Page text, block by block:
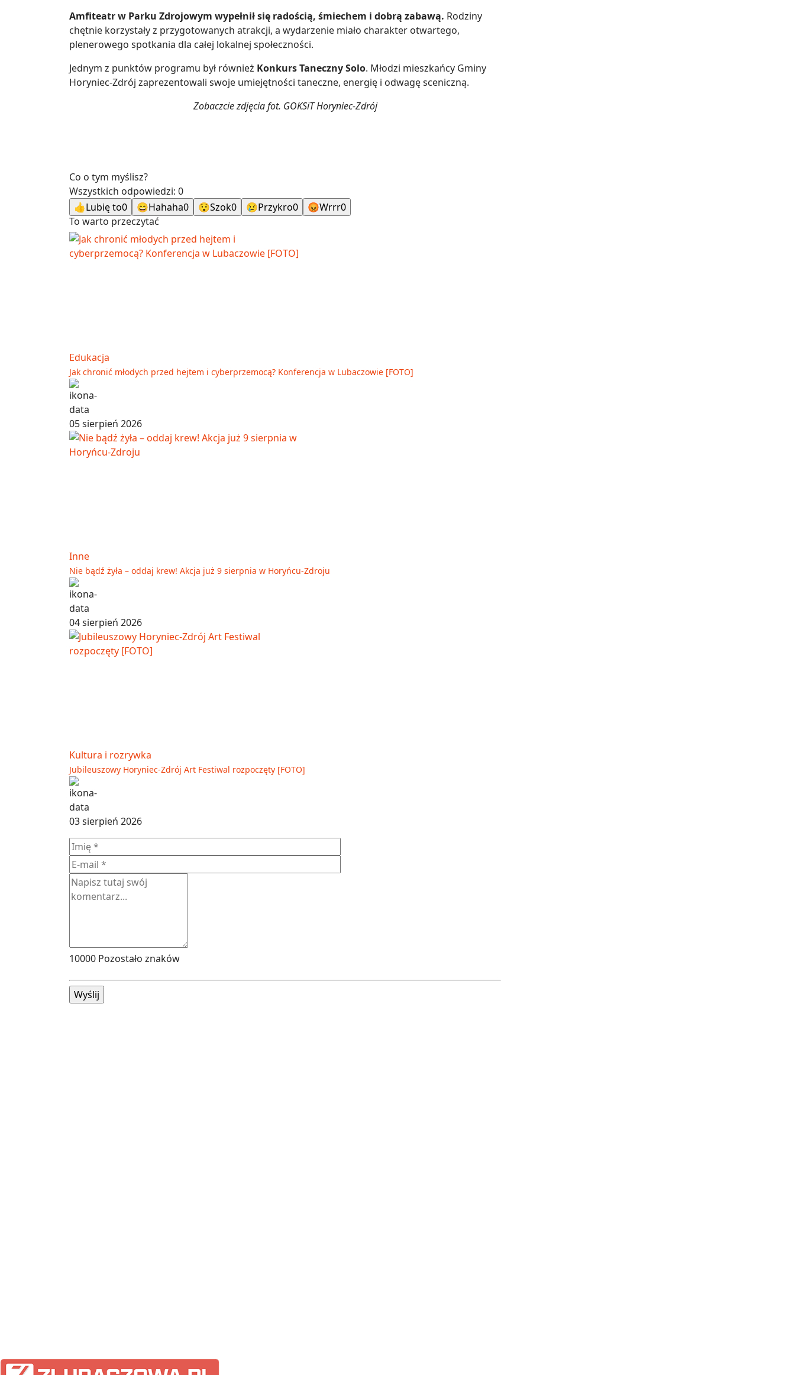
Amfiteatr w Parku Zdrojowym wypełnił się radością, śmiechem i dobrą zabawą. Rodziny
chętnie korzystały z przygotowanych atrakcji, a wydarzenie miało charakter otwartego,
plenerowego spotkania dla całej lokalnej społeczności.
Jednym z punktów programu był również Konkurs Taneczny Solo. Młodzi mieszkańcy Gminy
Horyniec-Zdrój zaprezentowali swoje umiejętności taneczne, energię i odwagę sceniczną.
Zobaczcie zdjęcia fot. GOKSiT Horyniec-Zdrój
Co o tym myślisz?
Wszystkich odpowiedzi: 0
👍Lubię to0 😄Hahaha0 😯Szok0 😢Przykro0 😡Wrrr0
To warto przeczytać
Edukacja
Jak chronić młodych przed hejtem i cyberprzemocą? Konferencja w Lubaczowie [FOTO]
05 sierpień 2026
Inne
Nie bądź żyła – oddaj krew! Akcja już 9 sierpnia w Horyńcu-Zdroju
04 sierpień 2026
Kultura i rozrywka
Jubileuszowy Horyniec-Zdrój Art Festiwal rozpoczęty [FOTO]
03 sierpień 2026
10000 Pozostało znaków
Wyślij